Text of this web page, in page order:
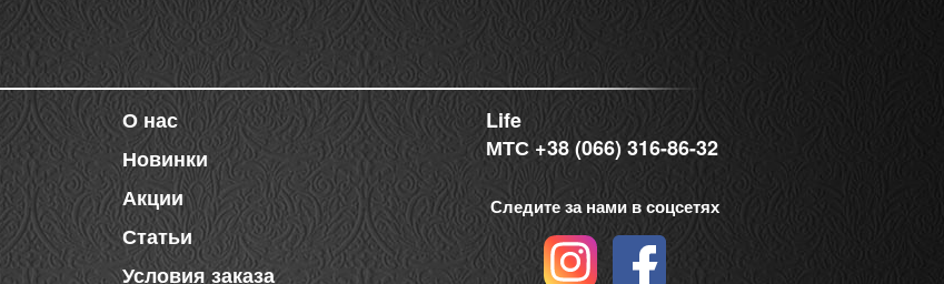
О нас
Новинки
Акции
Статьи
Условия заказа
Life
МТС +38 (066) 316-86-32
Следите за нами в соцсетях